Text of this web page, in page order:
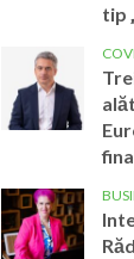
tip